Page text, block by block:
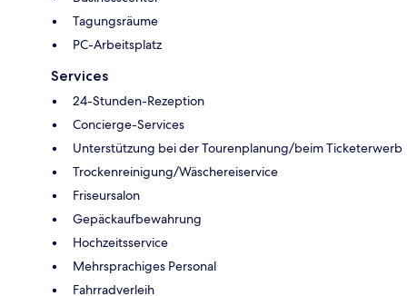
Tagungsräume
PC-Arbeitsplatz
Services
24-Stunden-Rezeption
Concierge-Services
Unterstützung bei der Tourenplanung/beim Ticketerwerb
Trockenreinigung/Wäschereiservice
Friseursalon
Gepäckaufbewahrung
Hochzeitsservice
Mehrsprachiges Personal
Fahrradverleih